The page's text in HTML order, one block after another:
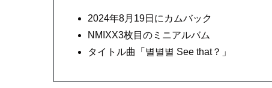
2024年8月19日にカムバック
NMIXX3枚目のミニアルバム
タイトル曲「별별별 See that？」